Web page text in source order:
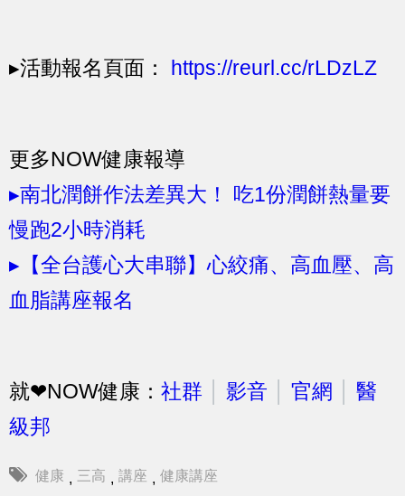
▸活動報名頁面： https://reurl.cc/rLDzLZ
更多NOW健康報導
▸南北潤餅作法差異大！ 吃1份潤餅熱量要
慢跑2小時消耗
▸【全台護心大串聯】心絞痛、高血壓、高
血脂講座報名
就❤NOW健康： 社群 影音 官網
醫
級邦
健康 三高 講座 健康講座